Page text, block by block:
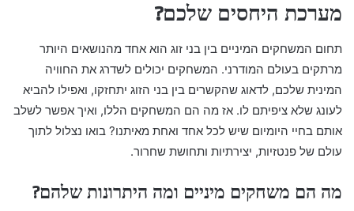
מערכת היחסים שלכם?
תחום המשחקים המיניים בין בני זוג הוא אחד מהנושאים היותר
מרתקים בעולם המודרני. המשחקים יכולים לשדרג את החוויה
המינית שלכם, לדאוג שהקשרים בין בני הזוג יתחזקו, ואפילו להביא
לעונג שלא ציפיתם לו. אז מה הם המשחקים הללו, ואיך אפשר לשלב
אותם בחיי היומיום שיש לכל אחד ואחת מאיתנו? בואו נצלול לתוך
עולם של פנטזיות, יצירתיות ותחושת שחרור.
מה הם משחקים מיניים ומה היתרונות שלהם?